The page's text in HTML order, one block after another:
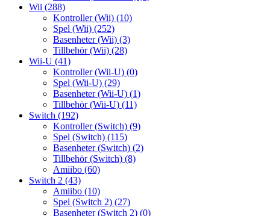
Wii (288)
Kontroller (Wii) (10)
Spel (Wii) (252)
Basenheter (Wii) (3)
Tillbehör (Wii) (28)
Wii-U (41)
Kontroller (Wii-U) (0)
Spel (Wii-U) (29)
Basenheter (Wii-U) (1)
Tillbehör (Wii-U) (11)
Switch (192)
Kontroller (Switch) (9)
Spel (Switch) (115)
Basenheter (Switch) (2)
Tillbehör (Switch) (8)
Amiibo (60)
Switch 2 (43)
Amiibo (10)
Spel (Switch 2) (27)
Basenheter (Switch 2) (0)